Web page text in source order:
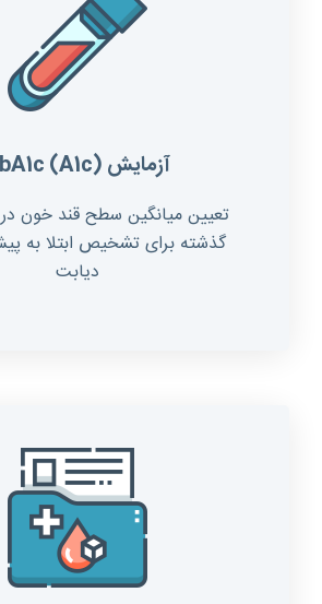
آزمایش (A1c)
گذشته برای تشخیص ابتلا به
دیابت